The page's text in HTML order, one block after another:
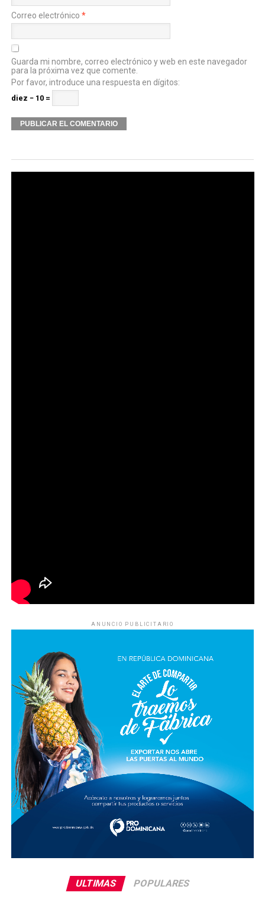
Correo electrónico *
Guarda mi nombre, correo electrónico y web en este navegador
para la próxima vez que comente.
Por favor, introduce una respuesta en dígitos:
diez − 10 =
ANUNCIO PUBLICITARIO
ULTIMAS POPULARES